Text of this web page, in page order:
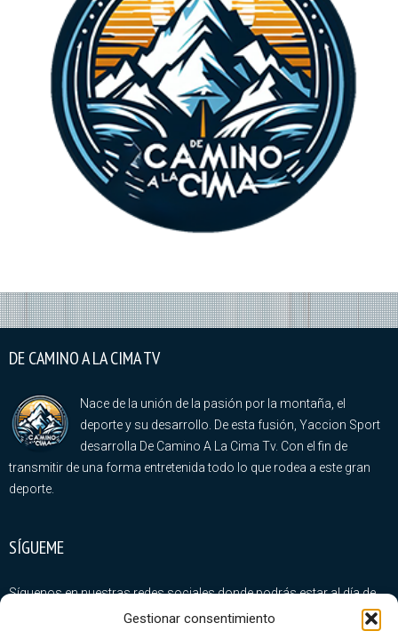
Gestionar consentimiento
DE CAMINO A LA CIMA TV
Nace de la unión de la pasión por la montaña, el
deporte y su desarrollo. De esta fusión, Yaccion Sport
desarrolla De Camino A La Cima Tv. Con el fin de
transmitir de una forma entretenida todo lo que rodea a este gran
deporte.
SÍGUEME
Síguenos en nuestras redes sociales donde podrás estar al día de
todas nuestras novedades